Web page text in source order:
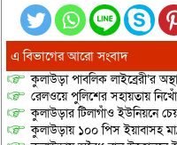
এ বিভাগের আরো সংবাদ
কুলাউড়া পাবলিক লাইব্রেরী’র
রেলওয়ে পুলিশের সহায়তায়
কুলাউড়ার টিলাগাঁও ইউনিয়নে
কুলাউড়ায় ১০০ পিস ইয়াবাসহ